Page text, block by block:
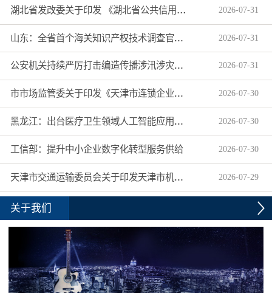
湖北省发改委关于印发 《湖北省公共信用信息目录（2026年版）》的通知 2026-07-31
山东：全省首个海关知识产权技术调查官制度落地济南自贸片区 2026-07-31
公安机关持续严厉打击编造传播涉汛涉灾网络谣言 2026-07-31
市市场监管委关于印发《天津市连锁企业食品经营许可“先证后核”信用承诺审批实施办法》的通知 2026-07-30
黑龙江：出台医疗卫生领域人工智能应用工作实施方案 2026-07-30
工信部：提升中小企业数字化转型服务供给 2026-07-30
天津市交通运输委员会关于印发天津市机动车驾驶员培训机构及教练员综合信用评价管理办法的通知 2026-07-29
关于我们